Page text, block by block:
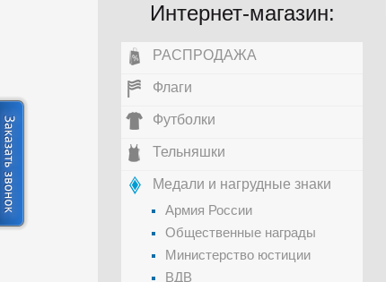
Интернет-магазин:
РАСПРОДАЖА
Флаги
Футболки
Тельняшки
Медали и нагрудные знаки
Армия России
Общественные награды
Министерство юстиции
ВДВ